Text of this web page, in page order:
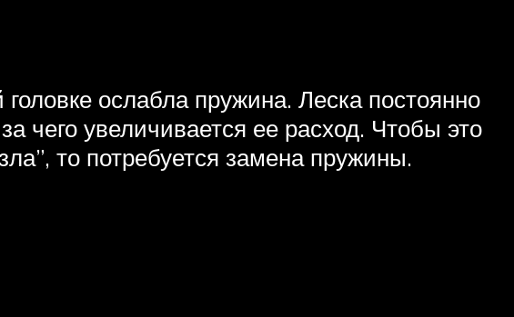
ослабла пружина. Леска постоянно
чего увеличивается ее расход. Чтобы это
то потребуется замена пружины.